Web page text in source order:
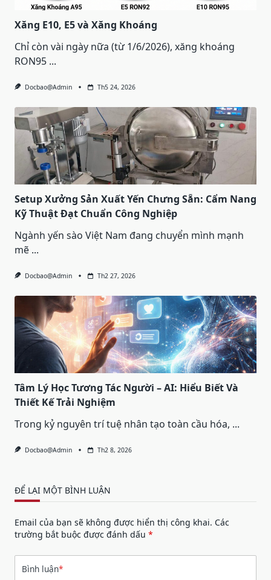
Xăng E10, E5 và Xăng Khoáng
Chỉ còn vài ngày nữa (từ 1/6/2026), xăng khoáng
RON95 ...
Docbao@admin Th5 24, 2026
Setup Xưởng Sản Xuất Yến Chưng Sẵn: Cẩm Nang
Kỹ Thuật Đạt Chuẩn Công Nghiệp
Ngành yến sào Việt Nam đang chuyển mình mạnh
mẽ ...
Docbao@admin Th2 27, 2026
Tâm Lý Học Tương Tác Người – AI: Hiểu Biết Và
Thiết Kế Trải Nghiệm
Trong kỷ nguyên trí tuệ nhân tạo toàn cầu hóa, ...
Docbao@admin Th2 8, 2026
ĐỂ LẠI MỘT BÌNH LUẬN
Email của bạn sẽ không được hiển thị công khai. Các
trường bắt buộc được đánh dấu *
Bình luận*